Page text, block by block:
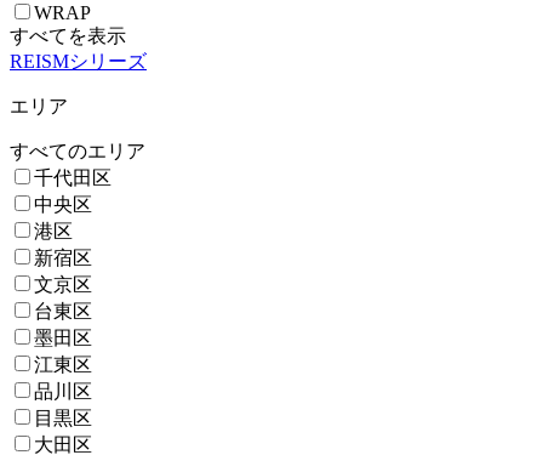
WRAP
すべてを表示
REISMシリーズ
エリア
すべてのエリア
千代田区
中央区
港区
新宿区
文京区
台東区
墨田区
江東区
品川区
目黒区
大田区